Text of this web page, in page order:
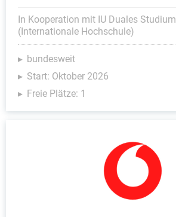
In Kooperation mit IU Duales Studium
(Internationale Hochschule)
bundesweit
Start: Oktober 2026
Freie Plätze: 1